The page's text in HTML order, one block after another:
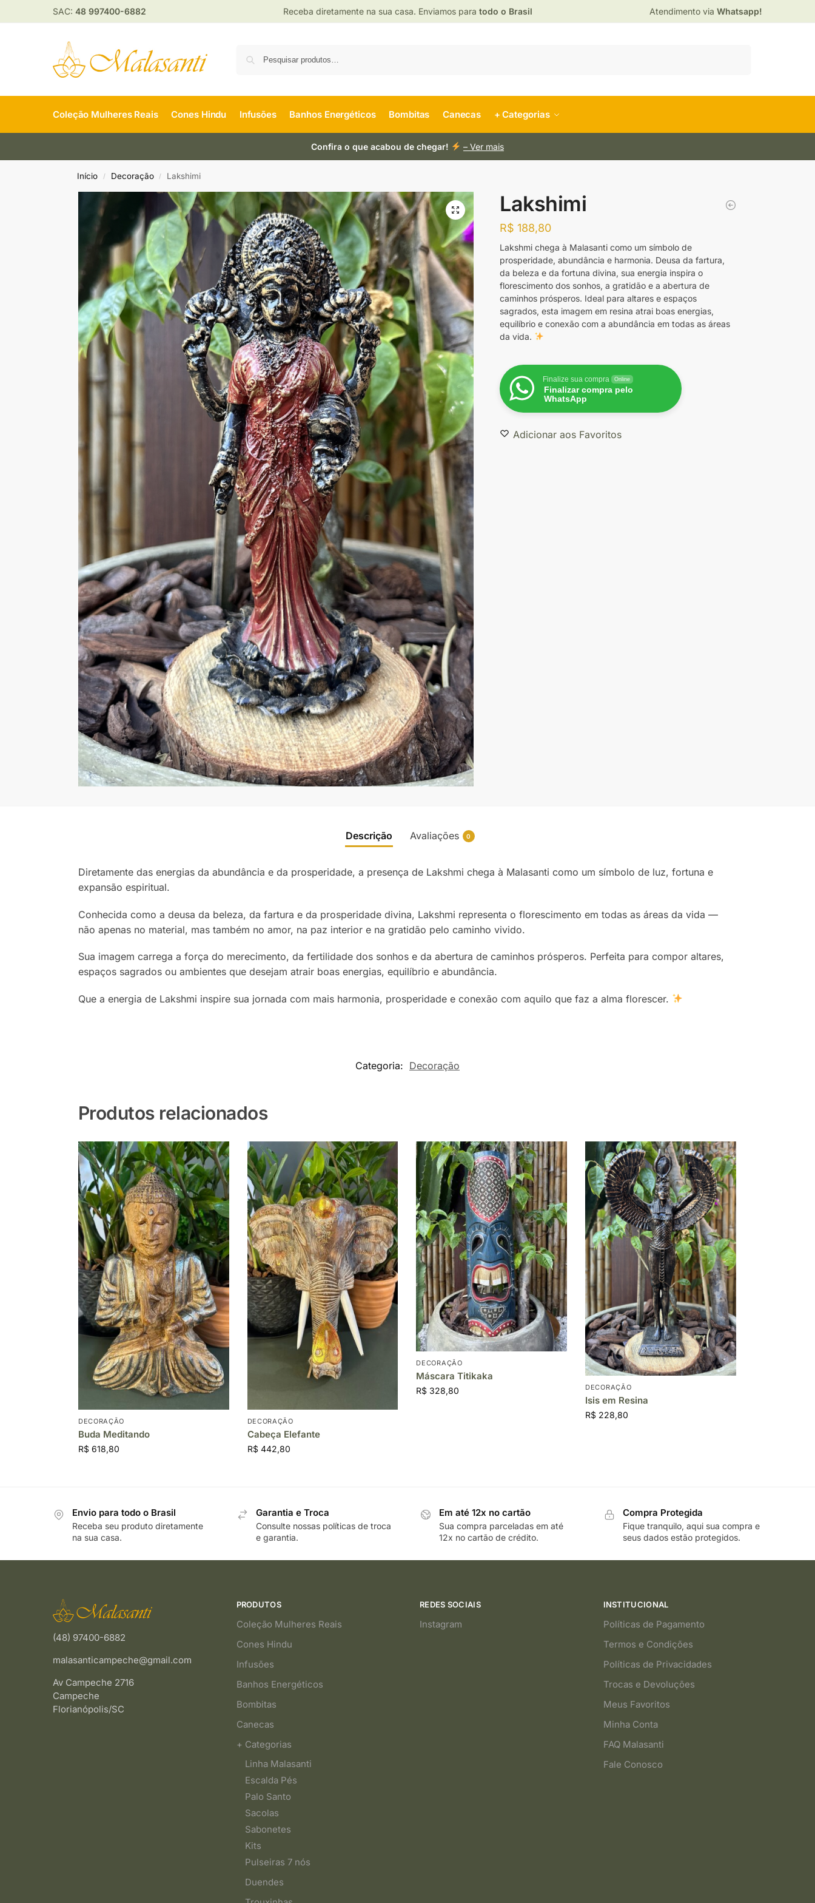
SAC: 48 997400-6882 Receba diretamente na sua casa. Enviamos para todo o Brasil Atendimento via Whatsapp!
Coleção Mulheres Reais Cones Hindu Infusões Banhos Energéticos Bombitas Canecas + Categorias
Confira o que acabou de chegar! – Ver mais
Início / Decoração / Lakshimi
Lakshimi
R$ 188,80
Lakshmi chega à Malasanti como um símbolo de
prosperidade, abundância e harmonia. Deusa da fartura,
da beleza e da fortuna divina, sua energia inspira o
florescimento dos sonhos, a gratidão e a abertura de
caminhos prósperos. Ideal para altares e espaços
sagrados, esta imagem em resina atrai boas energias,
equilíbrio e conexão com a abundância em todas as áreas
da vida.
Finalize sua compra Online
Finalizar compra pelo
WhatsApp
Adicionar aos Favoritos
Descrição Avaliações 0
Diretamente das energias da abundância e da prosperidade, a presença de Lakshmi chega à Malasanti como um símbolo de luz, fortuna e
expansão espiritual.
Conhecida como a deusa da beleza, da fartura e da prosperidade divina, Lakshmi representa o florescimento em todas as áreas da vida —
não apenas no material, mas também no amor, na paz interior e na gratidão pelo caminho vivido.
Sua imagem carrega a força do merecimento, da fertilidade dos sonhos e da abertura de caminhos prósperos. Perfeita para compor altares,
espaços sagrados ou ambientes que desejam atrair boas energias, equilíbrio e abundância.
Que a energia de Lakshmi inspire sua jornada com mais harmonia, prosperidade e conexão com aquilo que faz a alma florescer.
Categoria: Decoração
Produtos relacionados
DECORAÇÃO
Buda Meditando
R$618,80
DECORAÇÃO
Cabeça Elefante
R$442,80
DECORAÇÃO
Máscara Titikaka
R$ 328,80 DECORAÇÃO
Isis em Resina
R$ 228,80
Envio para todo o Brasil
Receba seu produto diretamente
na sua casa.
Garantia e Troca
Consulte nossas políticas de troca
e garantia.
Em até 12x no cartão
Sua compra parceladas em até
12x no cartão de crédito.
Compra Protegida
Fique tranquilo, aqui sua compra e
seus dados estão protegidos.
(48) 97400-6882
malasanticampeche@gmail.com
Av Campeche 2716
Campeche
Florianópolis/SC
PRODUTOS
Coleção Mulheres Reais
Cones Hindu
Infusões
Banhos Energéticos
Bombitas
Canecas
+ Categorias
Linha Malasanti
Escalda Pés
Palo Santo
Sacolas
Sabonetes
Kits
Pulseiras 7 nós
Duendes
REDES SOCIAIS
Instagram
INSTITUCIONAL
Políticas de Pagamento
Termos e Condições
Políticas de Privacidades
Trocas e Devoluções
Meus Favoritos
Minha Conta
FAQ Malasanti
Fale Conosco